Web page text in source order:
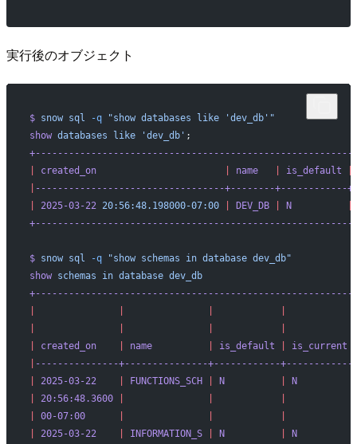
実行後のオブジェクト
$ snow sql -q "show databases like 'dev_db'"
show databases like 'dev_db' ;
created_on
                       |
name
   |
is_default
----------------------------------+--------+------------
2025-03-22 20:56:48.198000-07:00 | DEV_DB | N
$ snow sql -q "show schemas in database dev_db"
show schemas in database dev_db
created_on
    |
name
          |
is_default is_current
---------------+---------------+------------
2025-03-22
    |
FUNCTIONS_SCH N N
20:56:48.3600 |
00-07:00
      |
2025-03-22
    |
INFORMATION_S | N N